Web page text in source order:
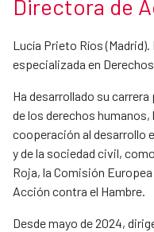
Directora de
Lucía Prieto Ríos
especializada en
Ha desarrollado su
de los derechos
cooperación al desarrollo
y de la sociedad civil,
Roja, la Comisión
Acción contra el Hambre.
Desde mayo de 2024,